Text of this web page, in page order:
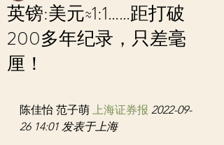
英镑:美元≈1:1……距打破
200多年纪录，只差毫
厘！
陈佳怡 范子萌 上海证券报 2022-09-
26 14:01 发表于上海